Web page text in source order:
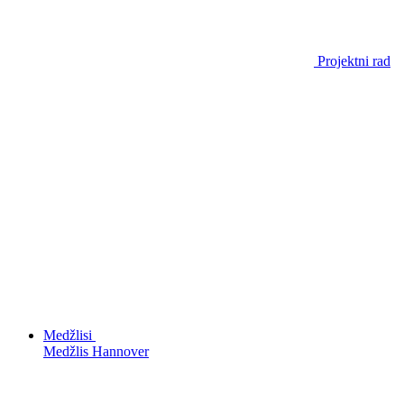
Projektni rad
Medžlisi
Medžlis Hannover